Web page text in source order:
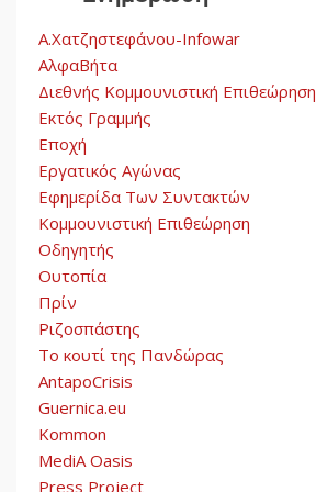
Α.Χατζηστεφάνου-Infowar
ΑλφαΒήτα
Διεθνής Κομμουνιστική Επιθεώρηση
Εκτός Γραμμής
Εποχή
Εργατικός Αγώνας
Εφημερίδα Των Συντακτών
Κομμουνιστική Επιθεώρηση
Οδηγητής
Ουτοπία
Πρίν
Ριζοσπάστης
Το κουτί της Πανδώρας
AntapoCrisis
Guernica.eu
Kommon
MediA Oasis
Press Project